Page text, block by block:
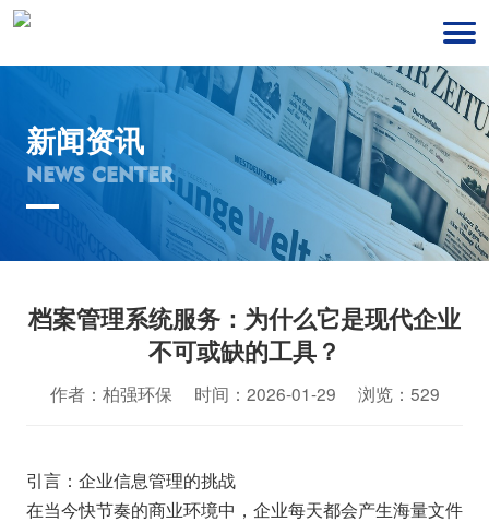
新闻资讯
NEWS CENTER
档案管理系统服务：为什么它是现代企业
不可或缺的工具？
作者：柏强环保 时间：2026-01-29 浏览：529
引言：企业信息管理的挑战
在当今快节奏的商业环境中，企业每天都会产生海量文件